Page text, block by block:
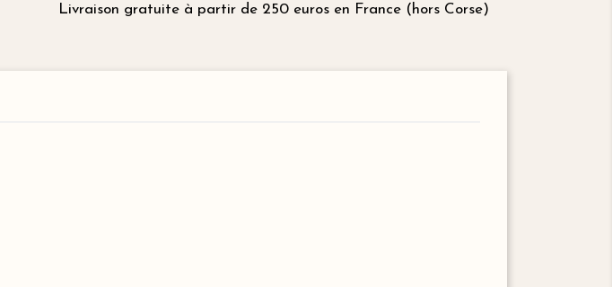
Livraison gratuite à partir de 250 euros en France (hors Corse)